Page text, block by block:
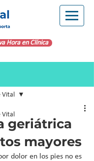
Hora en Clínica
Vital
Vital
geriátrica
mayores
dolor en los pies no es